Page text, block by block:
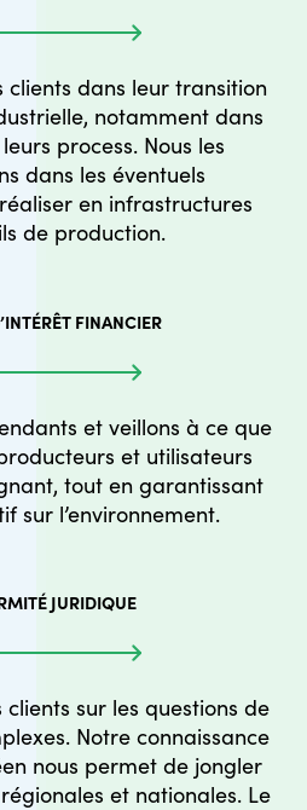
clients dans leur transition
notamment dans
process. Nous les
dans les éventuels
en infrastructures
de production.
FINANCIER
et veillons à ce que
et utilisateurs
tout en garantissant
sur l’environnement.
JURIDIQUE
clients sur les questions de
Notre connaissance
nous permet de jongler
et nationales. Le